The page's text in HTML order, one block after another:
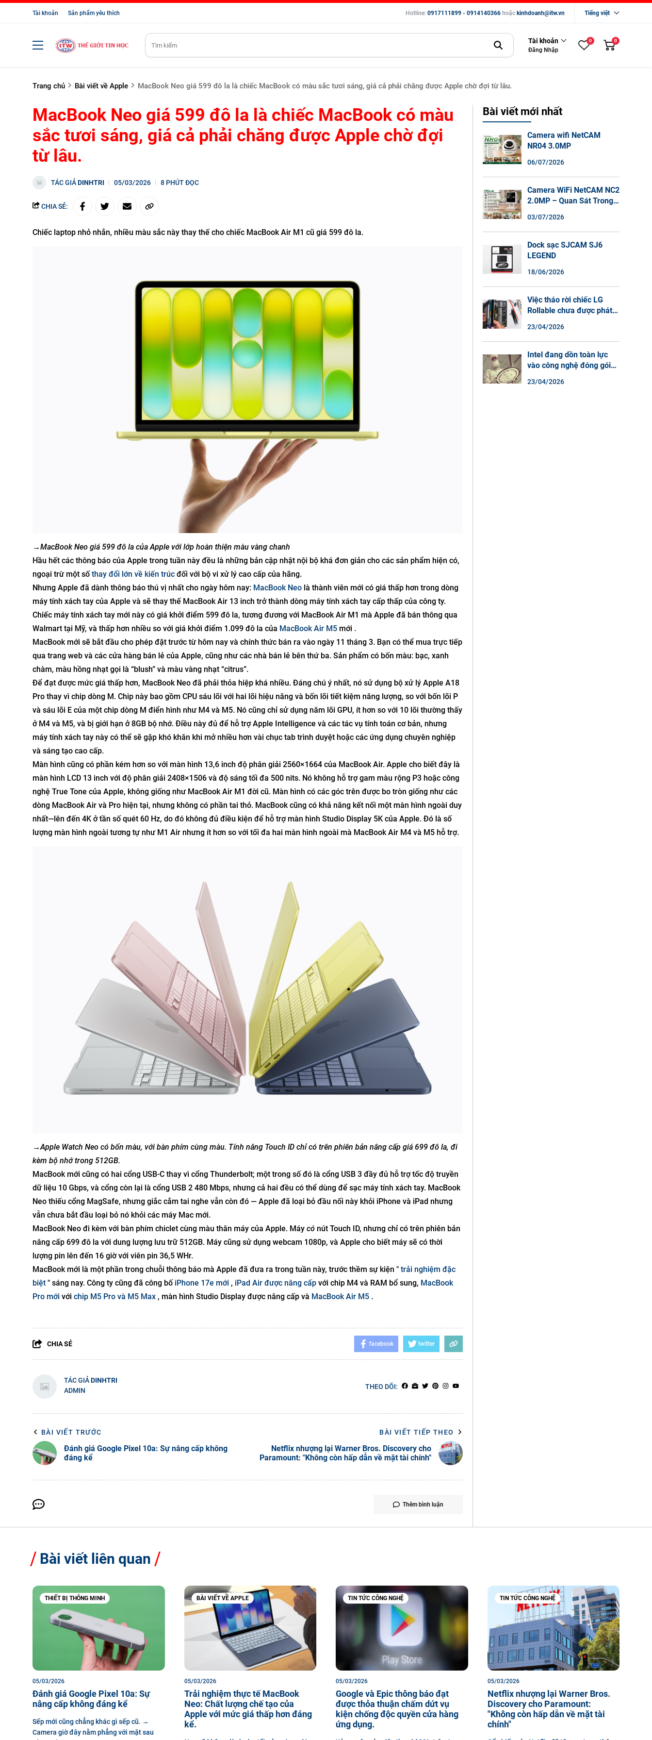
Tài khoản Sản phẩm yêu thích Hotline: 0917111899 - 0914140366 hoặc kinhdoanh@itw.vn Tiếng việt
Tài khoản
Đăng Nhập
0 0
Trang chủ Bài viết về Apple MacBook Neo giá 599 đô la là chiếc MacBook có màu sắc tươi sáng, giá cả phải chăng được Apple chờ đợi từ lâu.
MacBook Neo giá 599 đô la là chiếc MacBook có màu
sắc tươi sáng, giá cả phải chăng được Apple chờ đợi
từ lâu.
TÁC GIẢDINHTRI 05/03/2026 8 PHÚT ĐỌC
CHIA SẺ:
Chiếc laptop nhỏ nhắn, nhiều màu sắc này thay thế cho chiếc MacBook Air M1 cũ giá 599 đô la.
→MacBook Neo giá 599 đô la của Apple với lớp hoàn thiện màu vàng chanh
Hầu hết các thông báo của Apple trong tuần này đều là những bản cập nhật nội bộ khá đơn giản cho các sản phẩm hiện có,
ngoại trừ một sốthay đổi lớn về kiến ​​trúc đối với bộ vi xử lý cao cấp của hãng.
Nhưng Apple đã dành thông báo thú vị nhất cho ngày hôm nay: MacBook Neo là thành viên mới có giá thấp hơn trong dòng
máy tính xách tay của Apple và sẽ thay thế MacBook Air 13 inch trở thành dòng máy tính xách tay cấp thấp của công ty.
Chiếc máy tính xách tay mới này có giá khởi điểm 599 đô la, tương đương với MacBook Air M1 mà Apple đã bán thông qua
Walmart tại Mỹ, và thấp hơn nhiều so với giá khởi điểm 1.099 đô la của MacBook Air M5 mới .
MacBook mới sẽ bắt đầu cho phép đặt trước từ hôm nay và chính thức bán ra vào ngày 11 tháng 3. Bạn có thể mua trực tiếp
qua trang web và các cửa hàng bán lẻ của Apple, cũng như các nhà bán lẻ bên thứ ba. Sản phẩm có bốn màu: bạc, xanh
chàm, màu hồng nhạt gọi là “blush” và màu vàng nhạt “citrus”.
Để đạt được mức giá thấp hơn, MacBook Neo đã phải thỏa hiệp khá nhiều. Đáng chú ý nhất, nó sử dụng bộ xử lý Apple A18
Pro thay vì chip dòng M. Chip này bao gồm CPU sáu lõi với hai lõi hiệu năng và bốn lõi tiết kiệm năng lượng, so với bốn lõi P
và sáu lõi E của một chip dòng M điển hình như M4 và M5. Nó cũng chỉ sử dụng năm lõi GPU, ít hơn so với 10 lõi thường thấy
ở M4 và M5, và bị giới hạn ở 8GB bộ nhớ. Điều này đủ để hỗ trợ Apple Intelligence và các tác vụ tính toán cơ bản, nhưng
máy tính xách tay này có thể sẽ gặp khó khăn khi mở nhiều hơn vài chục tab trình duyệt hoặc các ứng dụng chuyên nghiệp
và sáng tạo cao cấp.
Màn hình cũng có phần kém hơn so với màn hình 13,6 inch độ phân giải 2560×1664 của MacBook Air. Apple cho biết đây là
màn hình LCD 13 inch với độ phân giải 2408×1506 và độ sáng tối đa 500 nits. Nó không hỗ trợ gam màu rộng P3 hoặc công
nghệ True Tone của Apple, không giống như MacBook Air M1 đời cũ. Màn hình có các góc trên được bo tròn giống như các
dòng MacBook Air và Pro hiện tại, nhưng không có phần tai thỏ. MacBook cũng có khả năng kết nối một màn hình ngoài duy
nhất—lên đến 4K ở tần số quét 60 Hz, do đó không đủ điều kiện để hỗ trợ màn hình Studio Display 5K của Apple. Đó là số
lượng màn hình ngoài tương tự như M1 Air nhưng ít hơn so với tối đa hai màn hình ngoài mà MacBook Air M4 và M5 hỗ trợ.
→Apple Watch Neo có bốn màu, với bàn phím cùng màu. Tính năng Touch ID chỉ có trên phiên bản nâng cấp giá 699 đô la, đi
kèm bộ nhớ trong 512GB.
MacBook mới cũng có hai cổng USB-C thay vì cổng Thunderbolt; một trong số đó là cổng USB 3 đầy đủ hỗ trợ tốc độ truyền
dữ liệu 10 Gbps, và cổng còn lại là cổng USB 2 480 Mbps, nhưng cả hai đều có thể dùng để sạc máy tính xách tay. MacBook
Neo thiếu cổng MagSafe, nhưng giắc cắm tai nghe vẫn còn đó — Apple đã loại bỏ đầu nối này khỏi iPhone và iPad nhưng
vẫn chưa bắt đầu loại bỏ nó khỏi các máy Mac mới.
MacBook Neo đi kèm với bàn phím chiclet cùng màu thân máy của Apple. Máy có nút Touch ID, nhưng chỉ có trên phiên bản
nâng cấp 699 đô la với dung lượng lưu trữ 512GB. Máy cũng sử dụng webcam 1080p, và Apple cho biết máy sẽ có thời
lượng pin lên đến 16 giờ với viên pin 36,5 WHr.
MacBook mới là một phần trong chuỗi thông báo mà Apple đã đưa ra trong tuần này, trước thềm sự kiện " trải nghiệm đặc
biệt " sáng nay. Công ty cũng đã công bố iPhone 17e mới , iPad Air được nâng cấp với chip M4 và RAM bổ sung, MacBook
Pro mới với chip M5 Pro và M5 Max , màn hình Studio Display được nâng cấp và MacBook Air M5 .
CHIA SẺ facebook twitter
TÁC GIẢDINHTRI
ADMIN
THEO DÕI:
BÀI VIẾT TRƯỚC
Đánh giá Google Pixel 10a: Sự nâng cấp không
đáng kể
BÀI VIẾT TIẾP THEO
Netflix nhượng lại Warner Bros. Discovery cho
Paramount: "Không còn hấp dẫn về mặt tài chính"
Thêm bình luận
Bài viết mới nhất
Camera wifi NetCAM
NR04 3.0MP
06/07/2026
Camera WiFi NetCAM NC2
2.0MP – Quan Sát Trong
Màu Ban Đêm, Đàm Thoại
2 Chiều
03/07/2026
Dock sạc SJCAM SJ6
LEGEND
18/06/2026
Việc tháo rời chiếc LG
Rollable chưa được phát
sao điện thoại màn hình
cuộn không phải là một xu
hướng.
23/04/2026
Intel đang dồn toàn lực
vào công nghệ đóng gói
23/04/2026
Bài viết liên quan
THIẾT BỊ THÔNG MINH
05/03/2026
Đánh giá Google Pixel 10a: Sự
nâng cấp không đáng kể
Sếp mới cũng chẳng khác gì sếp cũ. →
Camera giờ đây nằm phẳng với mặt sau
BÀI VIẾT VỀ APPLE
05/03/2026
Trải nghiệm thực tế MacBook
Neo: Chất lượng chế tạo của
Apple với mức giá thấp hơn đáng
kể.
TIN TỨC CÔNG NGHỆ
05/03/2026
Google và Epic thông báo đạt
được thỏa thuận chấm dứt vụ
kiện chống độc quyền cửa hàng
ứng dụng.
TIN TỨC CÔNG NGHỆ
05/03/2026
Netflix nhượng lại Warner Bros.
Discovery cho Paramount:
"Không còn hấp dẫn về mặt tài
chính"